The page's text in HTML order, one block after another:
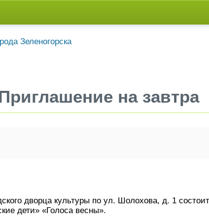
на завтра
дворца культуры по ул. Шолохова, д. 1
дети» «Голоса весны».